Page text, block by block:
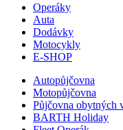
Operáky
Auta
Dodávky
Motocykly
E-SHOP
Autopůjčovna
Motopůjčovna
Půjčovna obytných
BARTH Holiday